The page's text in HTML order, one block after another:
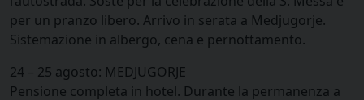
per un pranzo libero. Arrivo in serata a Medjugorje.
Sistemazione in albergo, cena e pernottamento.
24 – 25 agosto: MEDJUGORJE
Pensione completa in hotel. Durante la permanenza a